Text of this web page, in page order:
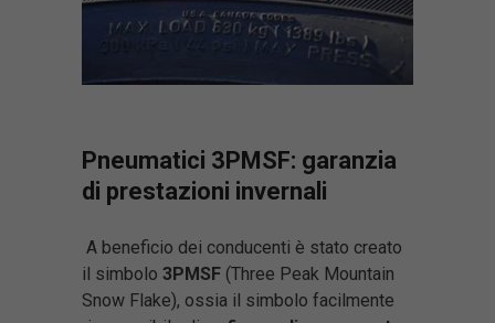
Pneumatici 3PMSF: garanzia
di prestazioni invernali
A beneficio dei conducenti è stato creato
il simbolo 3PMSF (Three Peak Mountain
Snow Flake), ossia il simbolo facilmente